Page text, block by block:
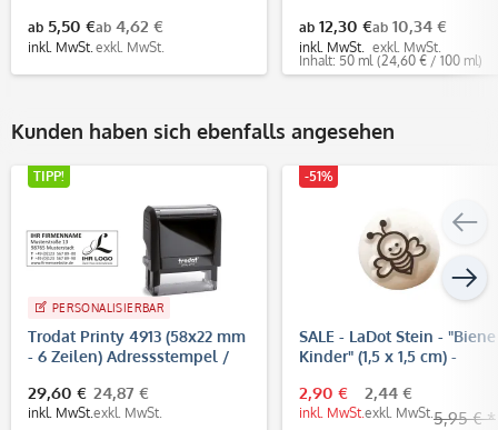
ab 5,50 €
inkl. MwSt.
ab 4,62 €
exkl. MwSt.
ab 12,30 €
inkl. MwSt.
ab 10,34 €
exkl. MwSt.
Inhalt: 50 ml (24,60 € / 100 ml)
Kunden haben sich ebenfalls angesehen
TIPP!
PERSONALISIERBAR
Trodat Printy 4913 (58x22 mm
- 6 Zeilen) Adressstempel /
29,60 €
inkl. MwSt.
24,87 €
exkl. MwSt.
-51%
SALE - LaDot Stein - "Biene
Kinder" (1,5 x 1,5 cm) -
2,90 €
inkl. MwSt.
2,44 €
exkl. MwSt. 5,95 € *